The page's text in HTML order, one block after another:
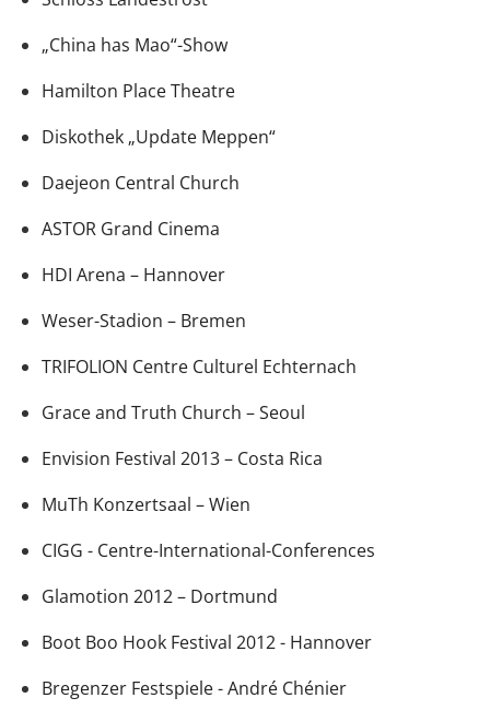
„China has Mao“-Show
Hamilton Place Theatre
Diskothek „Update Meppen“
Daejeon Central Church
ASTOR Grand Cinema
HDI Arena – Hannover
Weser-Stadion – Bremen
TRIFOLION Centre Culturel Echternach
Grace and Truth Church – Seoul
Envision Festival 2013 – Costa Rica
MuTh Konzertsaal – Wien
CIGG - Centre-International-Conferences
Glamotion 2012 – Dortmund
Boot Boo Hook Festival 2012 - Hannover
Bregenzer Festspiele - André Chénier